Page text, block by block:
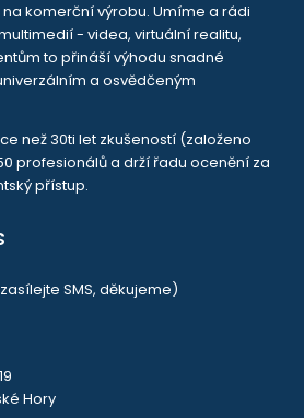
komerční výrobu. Umíme a rádi
- videa, virtuální realitu,
to přináší výhodu snadné
a osvědčeným
než 30ti let zkušeností (založeno
profesionálů a drží řadu ocenění za
přístup.
SMS, děkujeme)
Hory